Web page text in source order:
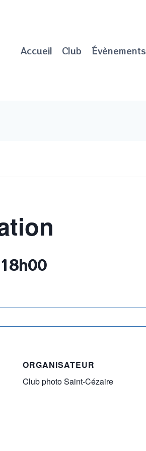
Accueil Club Évènements
18h00
ORGANISATEUR
Club photo Saint-Cézaire